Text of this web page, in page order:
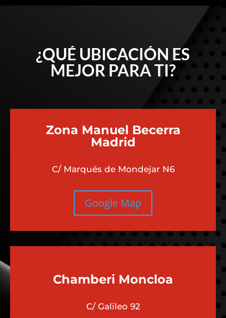
¿QUÉ UBICACIÓN ES
MEJOR PARA TI?
Zona Manuel Becerra
Madrid
C/ Marqués de Mondejar N6
Google Map
Chamberi Moncloa
C/ Galileo 92